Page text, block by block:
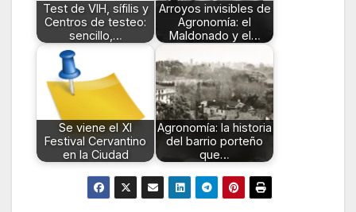
Test de VIH, sífilis y
Centros de testeo:
sencillo,…
Arroyos invisibles de
Agronomía: el
Maldonado y el…
Se viene el XI
Festival Cervantino
en la Ciudad
Agronomía: la historia
del barrio porteño
que…